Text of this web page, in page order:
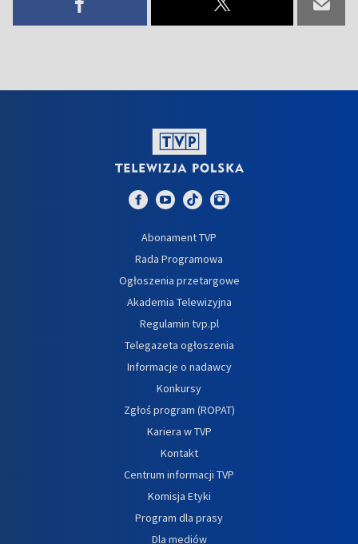
Abonament TVP
Rada Programowa
Ogłoszenia przetargowe
Akademia Telewizyjna
Regulamin tvp.pl
Telegazeta ogłoszenia
Informacje o nadawcy
Konkursy
Zgłoś program (ROPAT)
Kariera w TVP
Kontakt
Centrum informacji TVP
Komisja Etyki
Program dla prasy
Dla mediów